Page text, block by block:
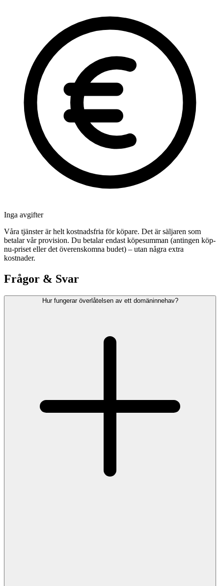
Inga avgifter
Våra tjänster är helt kostnadsfria för köpare. Det är säljaren som
betalar vår provision. Du betalar endast köpesumman (antingen köp-
nu-priset eller det överenskomna budet) – utan några extra
kostnader.
Frågor & Svar
Hur fungerar överlåtelsen av ett domäninnehav?